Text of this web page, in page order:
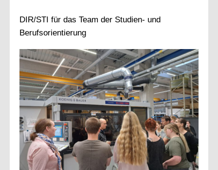
DIR/STI für das Team der Studien- und
Berufsorientierung